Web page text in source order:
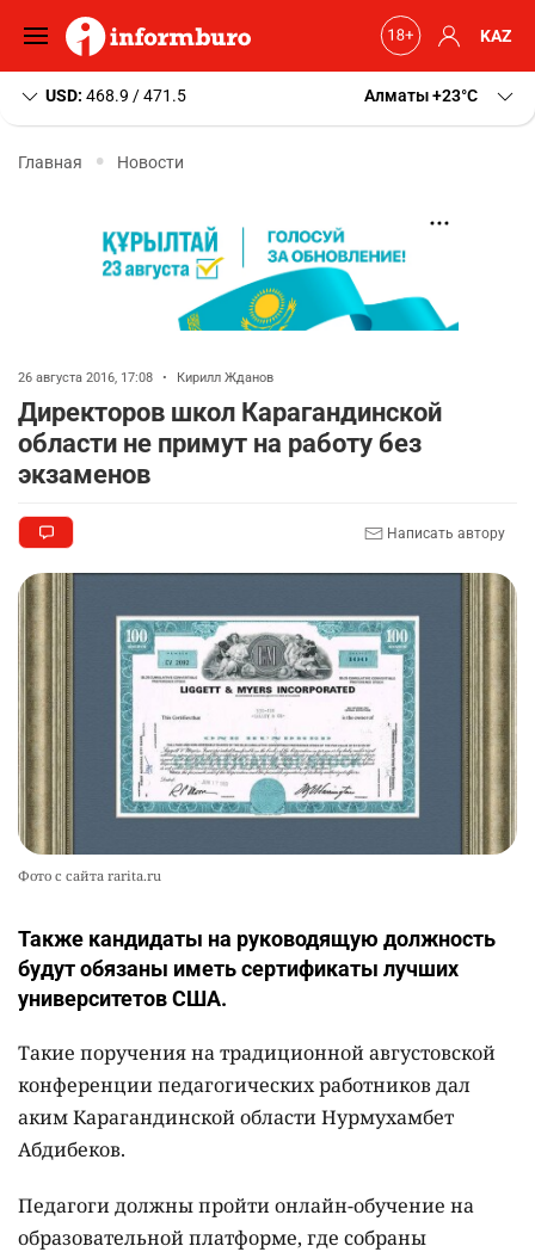
KAZ
USD: 468.9 / 471.5 Алматы+23 C
Главная Новости
26 августа 2016, 17:08 • Кирилл Жданов
Директоров школ Карагандинской
области не примут на работу без
экзаменов
Написать автору
Фото с сайта rarita.ru
Также кандидаты на руководящую должность
будут обязаны иметь сертификаты лучших
университетов США.
Такие поручения на традиционной августовской
конференции педагогических работников дал
аким Карагандинской области Нурмухамбет
Абдибеков.
Педагоги должны пройти онлайн-обучение на
образовательной платформе, где собраны